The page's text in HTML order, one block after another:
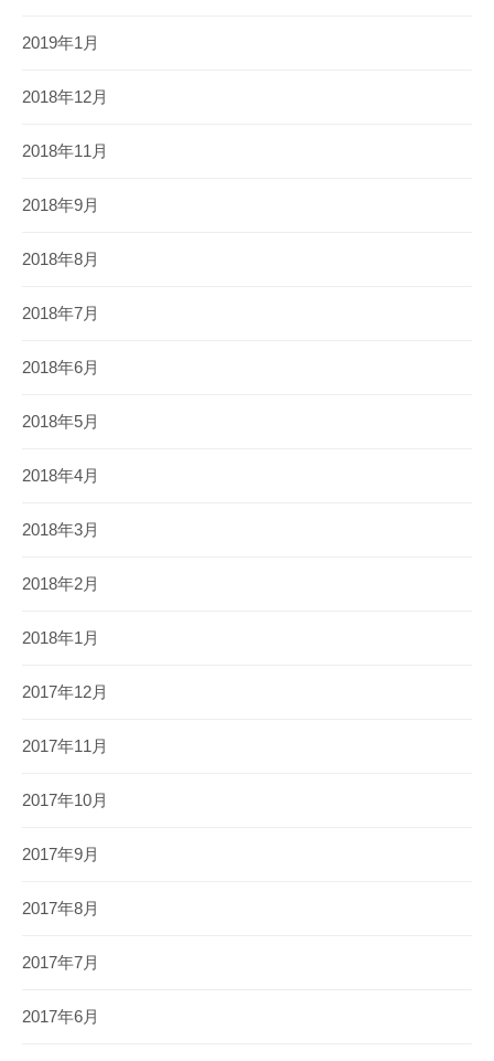
2019年1月
2018年12月
2018年11月
2018年9月
2018年8月
2018年7月
2018年6月
2018年5月
2018年4月
2018年3月
2018年2月
2018年1月
2017年12月
2017年11月
2017年10月
2017年9月
2017年8月
2017年7月
2017年6月